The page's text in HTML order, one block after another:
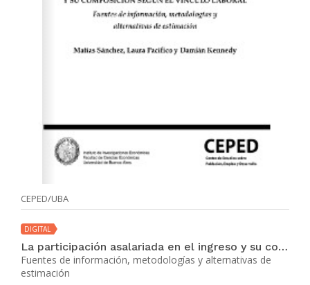
CEPED/UBA
DIGITAL
La participación asalariada en el ingreso y su composición según el vínculo laboral
Fuentes de información, metodologías y alternativas de
estimación